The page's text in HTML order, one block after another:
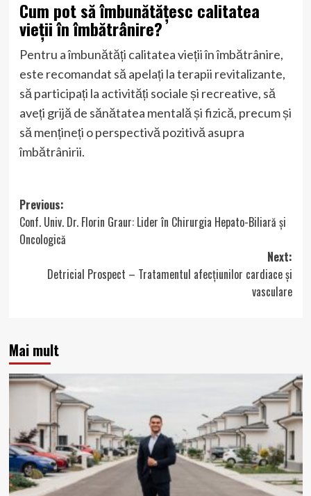
Cum pot să îmbunătățesc calitatea
vieții în îmbătrânire?
Pentru a îmbunătăți calitatea vieții în îmbătrânire,
este recomandat să apelați la terapii revitalizante,
să participați la activități sociale și recreative, să
aveți grijă de sănătatea mentală și fizică, precum și
să mențineți o perspectivă pozitivă asupra
îmbătrânirii.
Post
navigation
Previous:
Conf. Univ. Dr. Florin Graur: Lider în Chirurgia Hepato-Biliară și
Oncologică
Next:
Detricial Prospect – Tratamentul afecțiunilor cardiace și
vasculare
Mai mult